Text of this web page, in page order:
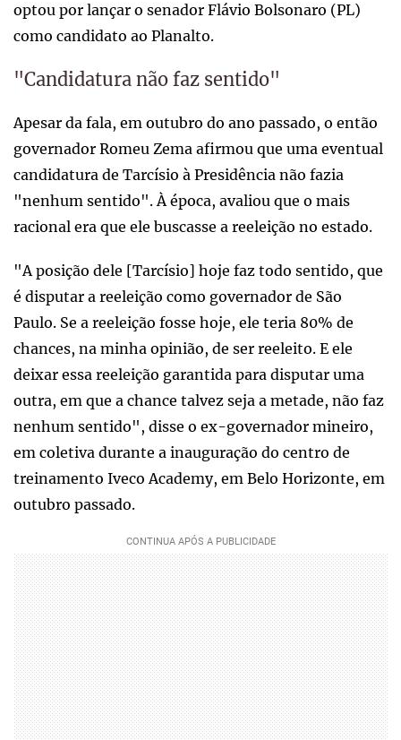
optou por lançar o senador Flávio Bolsonaro (PL)
como candidato ao Planalto.
"Candidatura não faz sentido"
Apesar da fala, em outubro do ano passado, o então
governador Romeu Zema afirmou que uma eventual
candidatura de Tarcísio à Presidência não fazia
"nenhum sentido". À época, avaliou que o mais
racional era que ele buscasse a reeleição no estado.
"A posição dele [Tarcísio] hoje faz todo sentido, que
é disputar a reeleição como governador de São
Paulo. Se a reeleição fosse hoje, ele teria 80% de
chances, na minha opinião, de ser reeleito. E ele
deixar essa reeleição garantida para disputar uma
outra, em que a chance talvez seja a metade, não faz
nenhum sentido", disse o ex-governador mineiro,
em coletiva durante a inauguração do centro de
treinamento Iveco Academy, em Belo Horizonte, em
outubro passado.